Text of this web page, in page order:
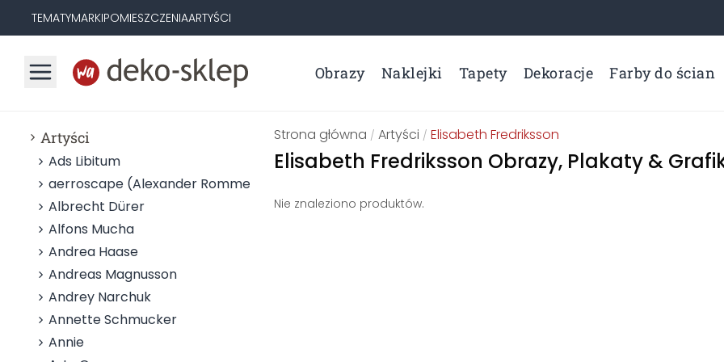
TEMATYMARKIPOMIESZCZENIAARTYŚCI
Obrazy Naklejki Tapety Dekoracje Farby do ścian
Artyści
Ads Libitum
aerroscape (Alexander Rommel)
Albrecht Dürer
Alfons Mucha
Andrea Haase
Andreas Magnusson
Andrey Narchuk
Annette Schmucker
Annie
Strona główna /Artyści / Elisabeth Fredriksson
Elisabeth Fredriksson Obrazy, Plakaty &
Nie znaleziono produktów.